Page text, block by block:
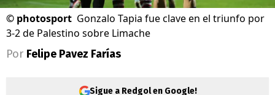
© photosport Gonzalo Tapia fue clave en el triunfo por
3-2 de Palestino sobre Limache
Por Felipe Pavez Farías
Sigue a Redgol en Google!